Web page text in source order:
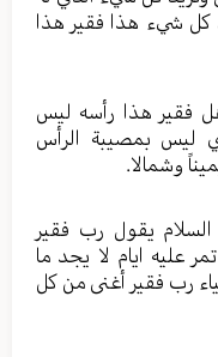
كل شيء هذا فقير هذا
فقير هذا رأسه ليس
ليس بمصيبة الرأس
وشمالا.
السلام يقول رب فقير
عليه ايام لا يجد ما
رب فقير أغنى من كل